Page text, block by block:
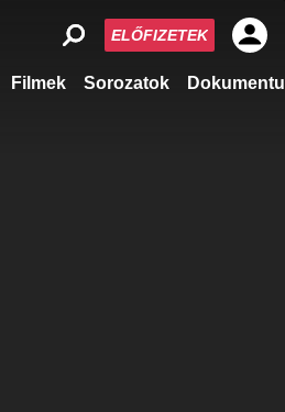
Filmek Sorozatok
ELŐFIZETEK